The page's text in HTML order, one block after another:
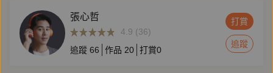
張心哲
4.9 (36)
追蹤 66 作品 20 打賞0
打賞
追蹤